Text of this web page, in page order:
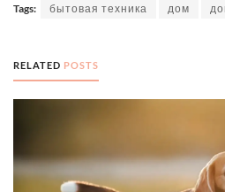
Tags: бытовая техника дом
RELATED POSTS